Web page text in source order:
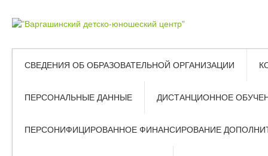
СВЕДЕНИЯ ОБ ОБРАЗОВАТЕЛЬНОЙ ОРГАНИЗАЦИИ
ПЕРСОНАЛЬНЫЕ ДАННЫЕ ДИСТАНЦИОННОЕ
ПЕРСОНИФИЦИРОВАННОЕ ФИНАНСИРОВАНИЕ